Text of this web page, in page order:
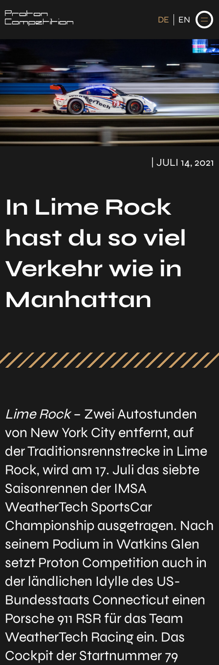
DE EN
STARTSEITE
NEWS
| JULI 14, 2021
In Lime Rock
hast du so viel
Verkehr wie in
Manhattan
Lime Rock– Zwei Autostunden
von New York City entfernt, auf
der Traditionsrennstrecke in Lime
Rock, wird am 17. Juli das siebte
Saisonrennen der IMSA
WeatherTech SportsCar
Championship ausgetragen. Nach
seinem Podium in Watkins Glen
setzt Proton Competition auch in
der ländlichen Idylle des US-
Bundesstaats Connecticut einen
Porsche 911 RSR für das Team
WeatherTech Racing ein. Das
Cockpit der Startnummer 79